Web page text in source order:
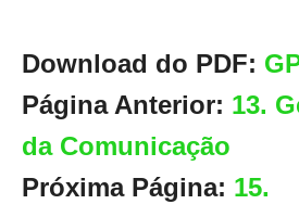
Download do PDF:
Página Anterior: 13.
da Comunicação
Próxima Página: 15.